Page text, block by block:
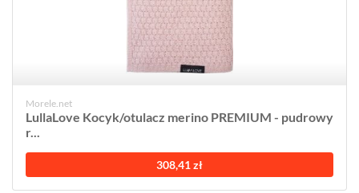
Morele.net
LullaLove Kocyk/otulacz merino PREMIUM - pudrowy
r...
308,41 zł